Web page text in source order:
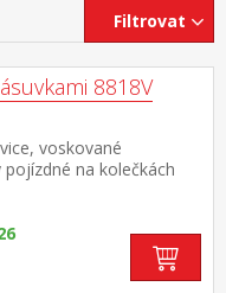
Filtrovat
8818V
voskované
na kolečkách
roštu (dřevěný
doporučený rozměr